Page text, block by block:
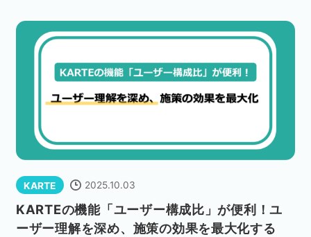
KARTE 2025.10.03
KARTEの機能「ユーザー構成比」が便利！ユ
ーザー理解を深め、施策の効果を最大化する